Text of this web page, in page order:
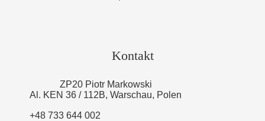
Kontakt
ZP20 Piotr Markowski
Al. KEN 36 / 112B, Warschau, Polen
+48 733 644 002